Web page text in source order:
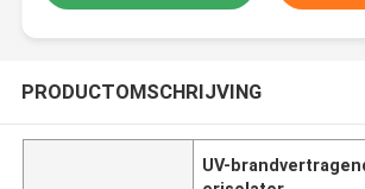
PRODUCTOMSCHRIJVING
UV-